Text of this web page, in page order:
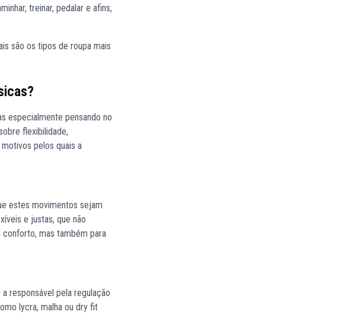
treinar, pedalar e afins,
são os tipos de roupa mais
especialmente pensando no
flexibilidade,
pelos quais a
estes movimentos sejam
e justas, que não
mas também para
responsável pela regulação
lycra, malha ou dry fit